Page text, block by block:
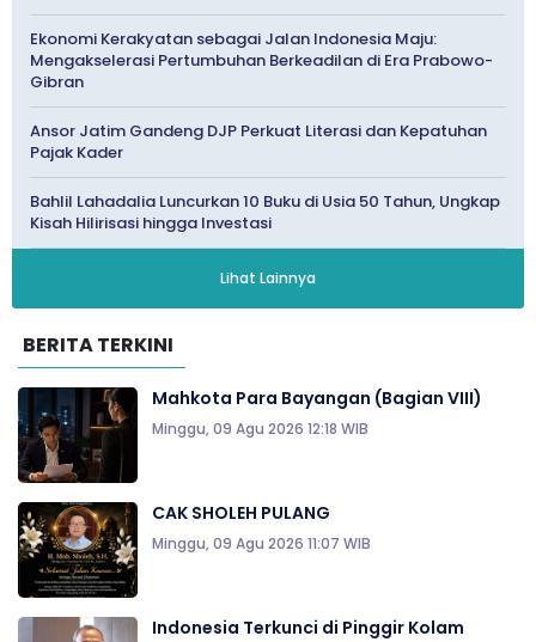
Ekonomi Kerakyatan sebagai Jalan Indonesia Maju:
Mengakselerasi Pertumbuhan Berkeadilan di Era Prabowo-
Gibran
Ansor Jatim Gandeng DJP Perkuat Literasi dan Kepatuhan
Pajak Kader
Bahlil Lahadalia Luncurkan 10 Buku di Usia 50 Tahun, Ungkap
Kisah Hilirisasi hingga Investasi
Lihat Lainnya
BERITA TERKINI
Mahkota Para Bayangan (Bagian VIII)
Minggu, 09 Agu 2026 12:18 WIB
CAK SHOLEH PULANG
Minggu, 09 Agu 2026 11:07 WIB
Indonesia Terkunci di Pinggir Kolam